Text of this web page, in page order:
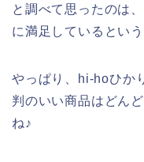
と調べて思ったのは
に満足しているとい
やっぱり、hi-hoひか
判のいい商品はどん
ね♪